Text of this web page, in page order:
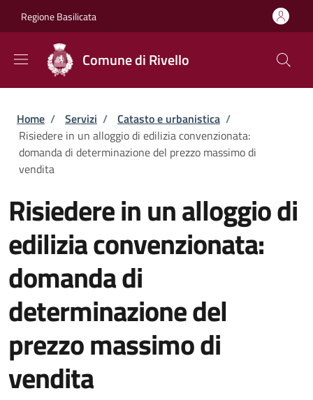
Regione Basilicata
Comune di Rivello
Briciole di pane
Home / Servizi / Catasto e urbanistica /
Risiedere in un alloggio di edilizia convenzionata:
domanda di determinazione del prezzo massimo di
vendita
Risiedere in un alloggio di
edilizia convenzionata:
domanda di
determinazione del
prezzo massimo di
vendita